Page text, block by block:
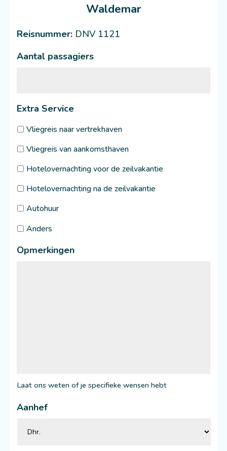
Waldemar
Reisnummer: DNV 1121
Aantal passagiers
Extra Service
Vliegreis naar vertrekhaven
Vliegreis van aankomsthaven
Hotelovernachting voor de zeilvakantie
Hotelovernachting na de zeilvakantie
Autohuur
Anders
Opmerkingen
Laat ons weten of je specifieke wensen hebt
Aanhef